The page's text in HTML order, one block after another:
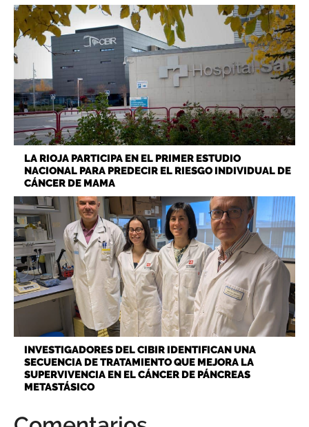
LA RIOJA PARTICIPA EN EL PRIMER ESTUDIO
NACIONAL PARA PREDECIR EL RIESGO INDIVIDUAL DE
CÁNCER DE MAMA
INVESTIGADORES DEL CIBIR IDENTIFICAN UNA
SECUENCIA DE TRATAMIENTO QUE MEJORA LA
SUPERVIVENCIA EN EL CÁNCER DE PÁNCREAS
METASTÁSICO